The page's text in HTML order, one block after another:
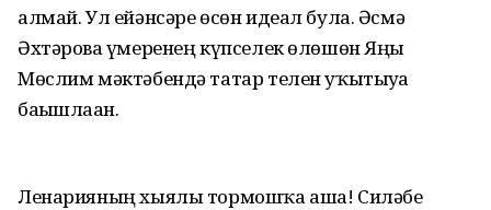
алмай. Ул ейәнсәре өсөн идеал була. Әсмә
Әхтәрова ғүмеренең күпселек өлөшөн Яңы
Мөслим мәктәбендә татар телен уҡытыуға
бағышлаған.
Ленарияның хыялы тормошҡа аша! Силәбе